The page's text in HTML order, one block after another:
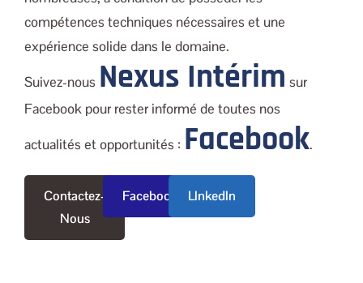
compétences techniques nécessaires et une
expérience solide dans le domaine.
Suivez-nous Nexus Intérim sur
Facebook pour rester informé de toutes nos
actualités et opportunités : Facebook.
Contactez-
Nous
Facebook LInkedIn